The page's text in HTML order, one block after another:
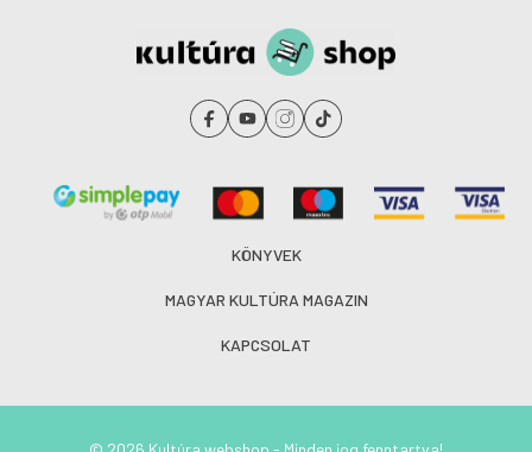
KÖNYVEK
MAGYAR KULTÚRA MAGAZIN
KAPCSOLAT